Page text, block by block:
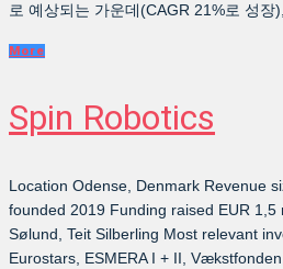
로 예상되는 가운데(CAGR 21%로 성장
More
Spin Robotics
Location Odense, Denmark Revenue
founded 2019 Funding raised EUR
Sølund, Teit Silberling Most relevant
Eurostars, ESMERA I + II,